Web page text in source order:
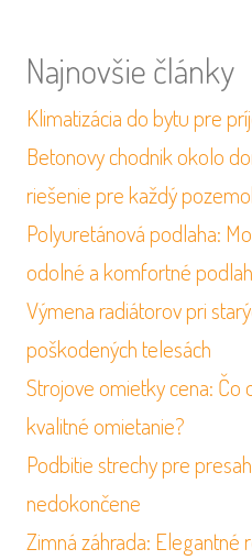
Najnovšie články
Klimatizácia do bytu pre
Betonovy chodnik okolo
riešenie pre každý
Polyuretánová podlaha:
odolné a komfortné
Výmena radiátorov pri
poškodených telesách
Strojove omietky cena: Čo
kvalitné omietanie?
Podbitie strechy pre
nedokončene
Zimná záhrada: Elegantné